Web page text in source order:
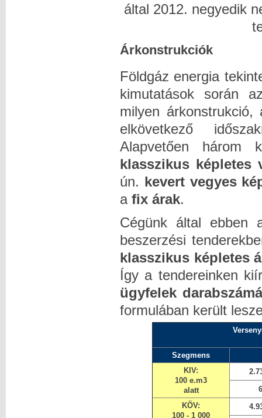
által 2012. negyedik
Árkonstrukciók
Földgáz energia
kimutatások során
milyen
elkövetkező
Alapvetően három
klasszikus képletes
ún. kevert vegyes
a fix árak.
Cégünk által ebben
beszerzési
klasszikus képletes
Így a tendereinken
ügyfelek
formulában került
Szegmens
KIV:
100 e.m3
alatt
KÖV:
100 - 1 000